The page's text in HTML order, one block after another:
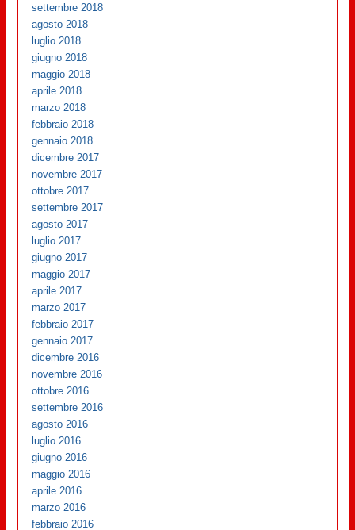
settembre 2018
agosto 2018
luglio 2018
giugno 2018
maggio 2018
aprile 2018
marzo 2018
febbraio 2018
gennaio 2018
dicembre 2017
novembre 2017
ottobre 2017
settembre 2017
agosto 2017
luglio 2017
giugno 2017
maggio 2017
aprile 2017
marzo 2017
febbraio 2017
gennaio 2017
dicembre 2016
novembre 2016
ottobre 2016
settembre 2016
agosto 2016
luglio 2016
giugno 2016
maggio 2016
aprile 2016
marzo 2016
febbraio 2016